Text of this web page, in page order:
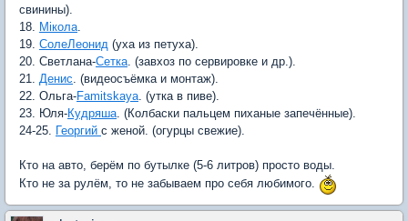
свинины).
18. Мiкола.
19. СолеЛеонид (уха из петуха).
20. Светлана-Сетка. (завхоз по сервировке и др.).
21. Денис. (видеосъёмка и монтаж).
22. Ольга-Famitskaya. (утка в пиве).
23. Юля-Кудряша. (Колбаски пальцем пиханые запечённые).
24-25. Георгий с женой. (огурцы свежие).
Кто на авто, берём по бутылке (5-6 литров) просто воды.
Кто не за рулём, то не забываем про себя любимого.